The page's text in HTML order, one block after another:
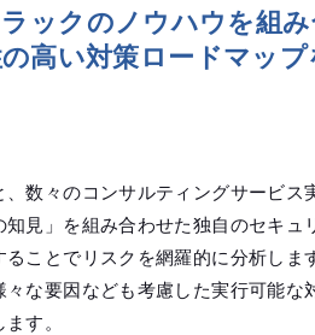
ックのノウハウを組み
高い対策ロードマッ
数々のコンサルティングサービス
見」を組み合わせた独自のセキュ
ことでリスクを網羅的に分析しま
な要因なども考慮した実行可能な
す。